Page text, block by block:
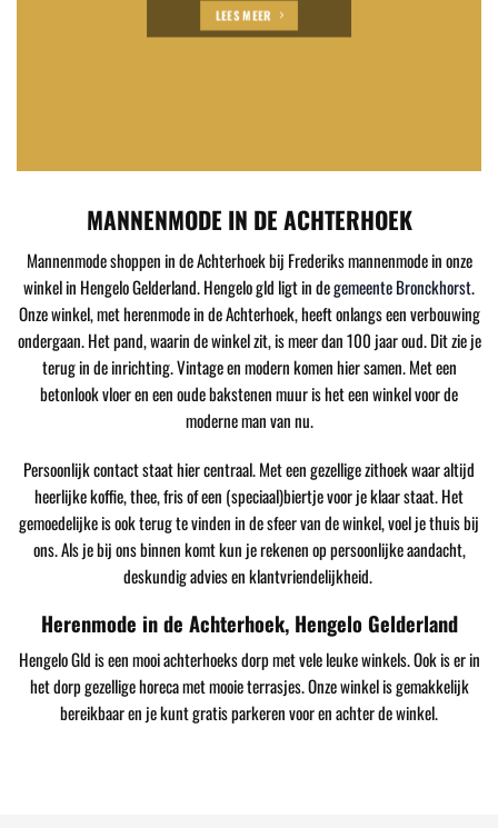
LEES MEER
MANNENMODE IN DE ACHTERHOEK
Mannenmode shoppen in de Achterhoek bij Frederiks mannenmode in onze
winkel in Hengelo Gelderland. Hengelo gld ligt in degemeente Bronckhorst.
Onze winkel, met herenmode in de Achterhoek, heeft onlangs een verbouwing
ondergaan. Het pand, waarin de winkel zit, is meer dan 100 jaar oud. Dit zie je
terug in de inrichting. Vintage en modern komen hier samen. Met een
betonlook vloer en een oude bakstenen muur is het een winkel voor de
moderne man van nu.
Persoonlijk contact staat hier centraal. Met een gezellige zithoek waar altijd
heerlijke koffie, thee, fris of een (speciaal)biertje voor je klaar staat. Het
gemoedelijke is ook terug te vinden in de sfeer van de winkel, voel je thuis bij
ons. Als je bij ons binnen komt kun je rekenen op persoonlijke aandacht,
deskundig advies en klantvriendelijkheid.
Herenmode in de Achterhoek, Hengelo Gelderland
Hengelo Gld is een mooi achterhoeks dorp met vele leuke winkels. Ook is er in
het dorp gezellige horeca met mooie terrasjes. Onze winkel is gemakkelijk
bereikbaar en je kunt gratis parkeren voor en achter de winkel.